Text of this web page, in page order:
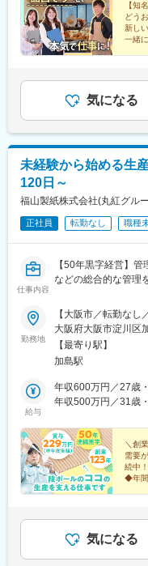
【知
どう
新し
一緒
＃10
気になる
未経験から始める生
120日～
福山製紙株式会社(丸紅グル
正社員 転勤なし 職種
仕事内容
【50年黒字経営】
などの総合的な管理
勤務地
【大阪市／転勤なし
大阪府大阪市淀川区
「加島東」下車すぐ
直後]上記事業所[変
【最寄り駅】
加島駅
給与
年収600万円／27歳
年収500万円／31歳
＼創
需要
続中！
◆年間
◆借
気になる